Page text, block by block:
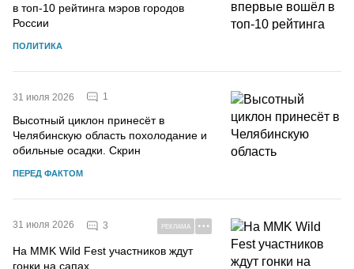
в топ-10 рейтинга мэров городов
России
ПОЛИТИКА
31 июля 2026 1
Высотный циклон принесёт в
Челябинскую область похолодание и
обильные осадки. Скрин
ПЕРЕД ФАКТОМ
31 июля 2026 3 РЕКЛАМА
На MMK Wild Fest участников ждут
гонки на сапах